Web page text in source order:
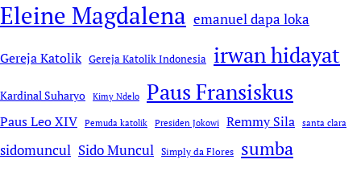
Eleine Magdalena emanuel dapa loka
Gereja Katolik Gereja Katolik Indonesia irwan hidayat
Kardinal Suharyo Kimy Ndelo Paus Fransiskus
Paus Leo XIV Pemuda katolik Presiden Jokowi Remmy Sila santa clara
sidomuncul Sido Muncul Simply da Flores sumba